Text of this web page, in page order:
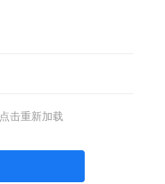
点击重新加载